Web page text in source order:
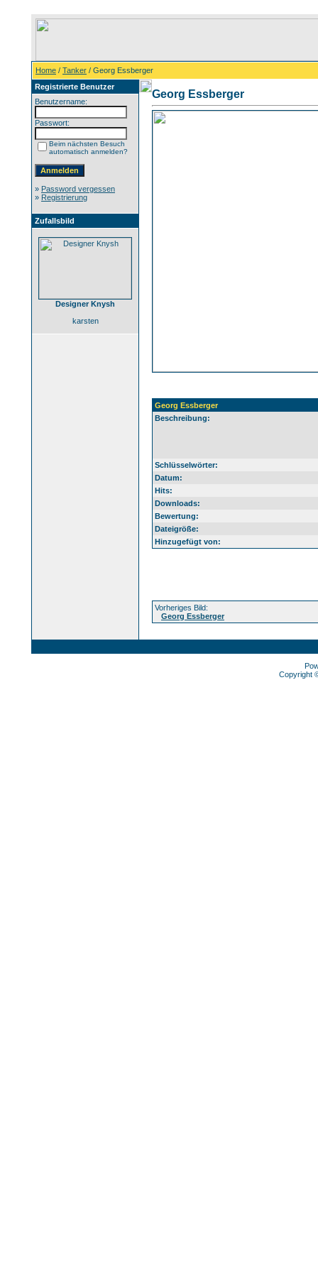
Home / Tanker / Georg Essberger
Registrierte Benutzer
Benutzername:
Passwort:
Beim nächsten Besuch
automatisch anmelden?
» Password vergessen
» Registrierung
Zufallsbild
Designer Knysh
karsten
Georg Essberger
Georg Essberger
Beschreibung:
Schlüsselwörter:
Datum:
Hits:
Downloads:
Bewertung:
Dateigröße:
Hinzugefügt von:
Vorheriges Bild:
Georg Essberger
Copyright